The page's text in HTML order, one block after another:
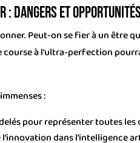
: dangers et
Peut-on se fier à un être
à l’ultra-perfection
:
pour représenter toutes
dans l’intelligence